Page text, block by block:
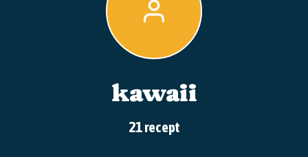
kawaii
21 recept